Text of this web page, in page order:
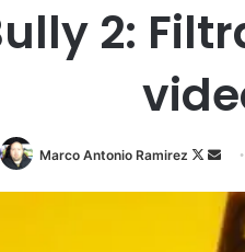
2:
Marco Antonio Ramirez
F S
n
d